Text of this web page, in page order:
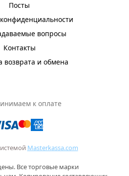
Посты
вопросы
Контакты
возврата и обмена
к оплате
Masterkassa.com
Все торговые марки